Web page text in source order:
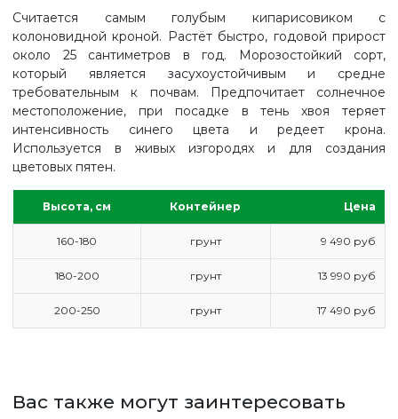
ГЛАВНАЯ
СДЕЛАТЬ ЗАКАЗ
Считается самым голубым кипарисовиком с
колоновидной кроной. Растёт быстро, годовой прирост
около 25 сантиметров в год. Морозостойкий сорт,
который является засухоустойчивым и средне
требовательным к почвам. Предпочитает солнечное
местоположение, при посадке в тень хвоя теряет
интенсивность синего цвета и редеет крона.
Используется в живых изгородях и для создания
цветовых пятен.
Высота, см Контейнер Цена
160-180 грунт 9 490 руб
180-200 грунт 13 990 руб
200-250 грунт 17 490 руб
Вас также могут заинтересовать